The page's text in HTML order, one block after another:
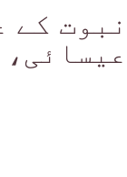
کے